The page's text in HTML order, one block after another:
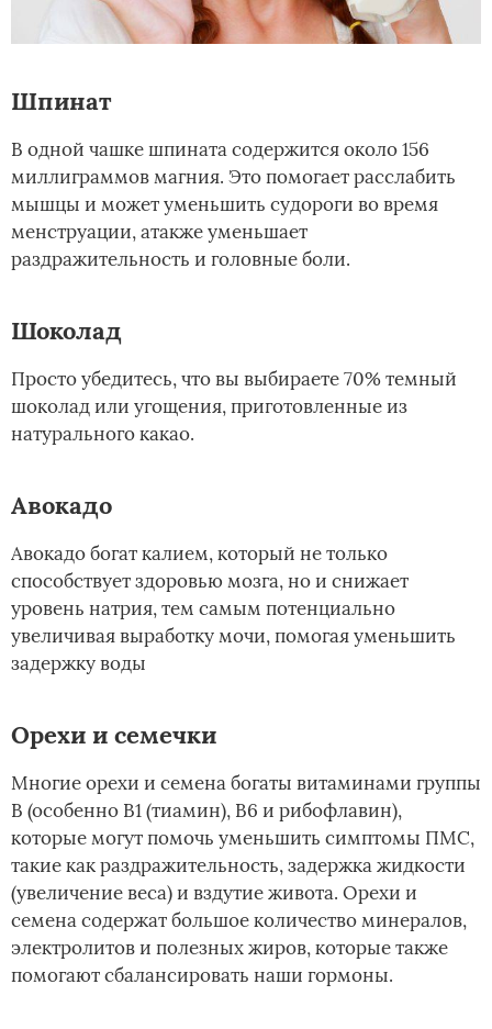
Шпинат
В одной чашке шпината содержится около 156
миллиграммов магния. Это помогает расслабить
мышцы и может уменьшить судороги во время
менструации, атакже уменьшает
раздражительность и головные боли.
Шоколад
Просто убедитесь, что вы выбираете 70% темный
шоколад или угощения, приготовленные из
натурального какао.
Авокадо
Авокадо богат калием, который не только
способствует здоровью мозга, но и снижает
уровень натрия, тем самым потенциально
увеличивая выработку мочи, помогая уменьшить
задержку воды
Орехи и семечки
Многие орехи и семена богаты витаминами группы
В (особенно В1 (тиамин), В6 и рибофлавин),
которые могут помочь уменьшить симптомы ПМС,
такие как раздражительность, задержка жидкости
(увеличение веса) и вздутие живота. Орехи и
семена содержат большое количество минералов,
электролитов и полезных жиров, которые также
помогают сбалансировать наши гормоны.